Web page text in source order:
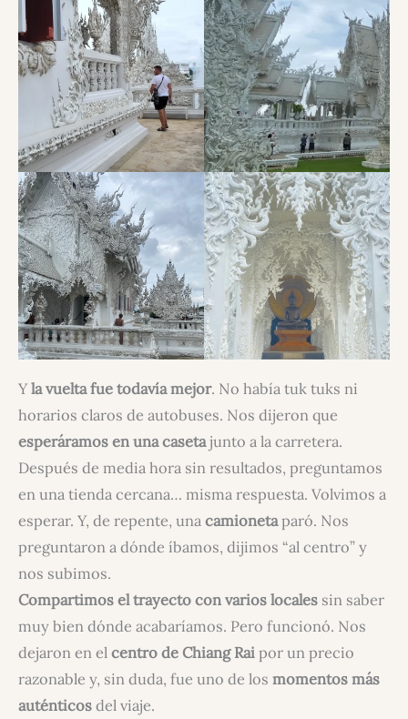
Yla vuelta fue todavía mejor. No había tuk tuks ni
horarios claros de autobuses. Nos dijeron que
esperáramos en una casetajunto a la carretera.
Después de media hora sin resultados, preguntamos
en una tienda cercana… misma respuesta. Volvimos a
esperar. Y, de repente, una camionetaparó. Nos
preguntaron a dónde íbamos, dijimos “al centro” y
nos subimos.
Compartimos el trayecto con varios locales sin saber
muy bien dónde acabaríamos. Pero funcionó. Nos
dejaron en el centro de Chiang Raipor un precio
razonable y, sin duda, fue uno de los momentos más
auténticosdel viaje.